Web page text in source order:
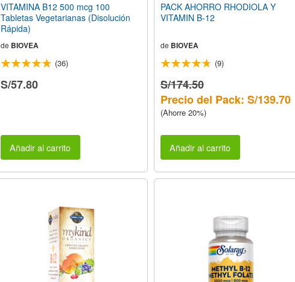
VITAMINA B12 500 mcg 100
Tabletas Vegetarianas (Disolución
Rápida)
de BIOVEA
(36)
S/57.80
Añadir al carrito
PACK AHORRO RHODIOLA Y
VITAMIN B-12
de BIOVEA
(9)
S/174.50
Precio del Pack: S/139.70
(Ahorre 20%)
Añadir al carrito